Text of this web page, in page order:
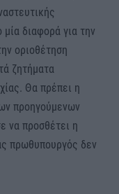
διαφορά για την
οριοθέτηση
ζητήματα
Θα πρέπει η
προηγούμενων
να προσθέτει η
πρωθυπουργός δεν